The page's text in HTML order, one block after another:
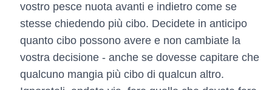
vostro pesce nuota avanti e indietro come se
stesse chiedendo più cibo. Decidete in anticipo
quanto cibo possono avere e non cambiate la
vostra decisione - anche se dovesse capitare che
qualcuno mangia più cibo di qualcun altro.